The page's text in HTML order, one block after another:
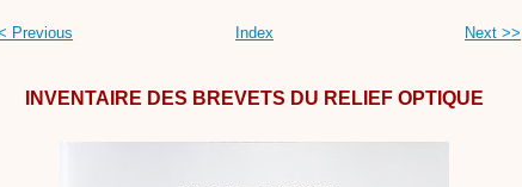
Previous Index Next >>
INVENTAIRE DES BREVETS DU RELIEF OPTIQUE